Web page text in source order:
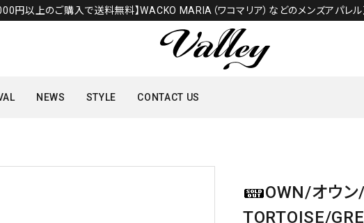
円以上のご購入で送料無料】WACKO MARIA（ワコマリア）などのメンズアパ
NEWS STYLE CONTACT US
OWN/オウン
TORTOISE/